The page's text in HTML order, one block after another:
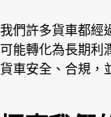
我們許多貨車都經
可能轉化為長期利
貨車安全、合規，